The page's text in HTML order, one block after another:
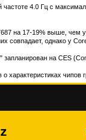
частоте 4.0 Гц с
на 17-19% выше, чем
совпадает, однако у
на CES
характеристиках